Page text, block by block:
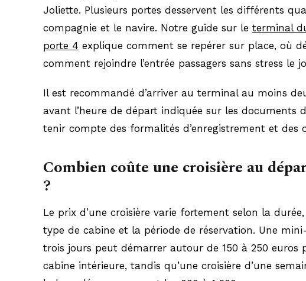
Joliette. Plusieurs portes desservent les différents
compagnie et le navire. Notre guide sur le terminal
porte 4 explique comment se repérer sur place, où
comment rejoindre l’entrée passagers sans stress le
Il est recommandé d’arriver au terminal au moins
avant l’heure de départ indiquée sur les documents
tenir compte des formalités d’enregistrement et des
Combien coûte une croisière au
?
Le prix d’une croisière varie fortement selon la
type de cabine et la période de réservation. Une
trois jours peut démarrer autour de 150 à 250 euros
cabine intérieure, tandis qu’une croisière d’une